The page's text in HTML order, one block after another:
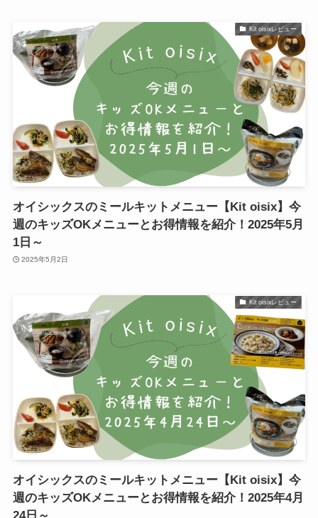
Kit oisixレビュー
オイシックスのミールキットメニュー【Kit oisix】今
週のキッズOKメニューとお得情報を紹介！2025年5月
1日～
2025年5月2日
Kit oisixレビュー
オイシックスのミールキットメニュー【Kit oisix】今
週のキッズOKメニューとお得情報を紹介！2025年4月